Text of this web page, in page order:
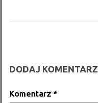
DODAJ KOMENTARZ
Komentarz*